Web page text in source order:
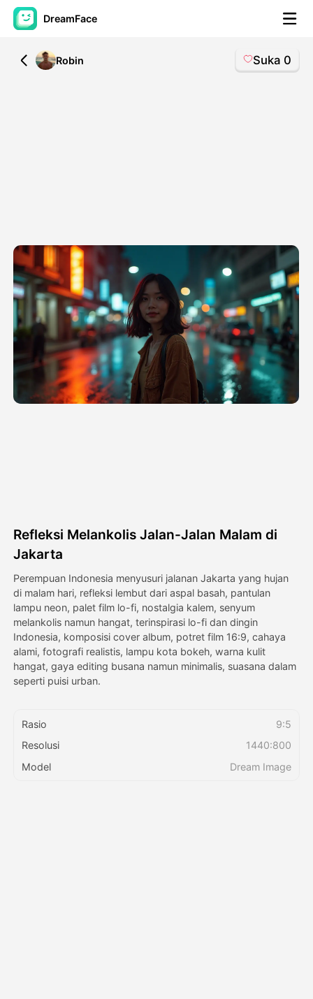
DreamFace
Alat AI
Lihat Semua Alat
Template
Avatar Video
▼
Video AI ▼
Galeri
Blog
Harga
API
All
Robin Suka 0
Refleksi Melankolis Jalan-Jalan Malam di
Jakarta
Perempuan Indonesia menyusuri jalanan Jakarta yang hujan
di malam hari, refleksi lembut dari aspal basah, pantulan
lampu neon, palet film lo-fi, nostalgia kalem, senyum
melankolis namun hangat, terinspirasi lo-fi dan dingin
Indonesia, komposisi cover album, potret film 16:9, cahaya
alami, fotografi realistis, lampu kota bokeh, warna kulit
hangat, gaya editing busana namun minimalis, suasana dalam
seperti puisi urban.
Rasio
9:5
Resolusi
1440:800
Model
Dream Image